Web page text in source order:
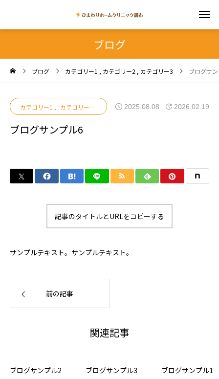
ブログ
ブログ カテゴリー1 カテゴリー2 カテゴリー3 ブログサ
カテゴリー1 カテゴリー2 カテゴリー32025.08.08 2026.02.19
ブログサンプル6
記事のタイトルとURLをコピーする
サンプルテキスト。サンプルテキスト。
前の記事
関連記事
ブログサンプル2 ブログサンプル3 ブログサンプル1